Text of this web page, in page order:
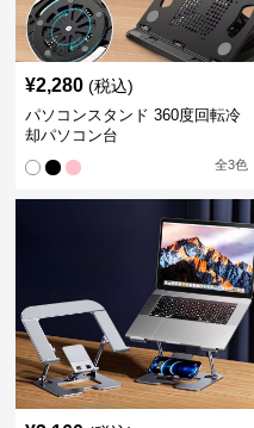
¥2,280 (税込)
パソコンスタンド 360度回転冷
却パソコン台
全3色